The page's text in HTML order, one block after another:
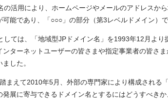
活用により、ホームページやメールのアドレスか
能であり、「○○○」の部分（第3レベルドメイン）
ては、「地域型JPドメイン名」を1993年12月よ
ターネットユーザーの皆さまや指定事業者の皆さ
した。
まえて2010年5月、外部の専門家により構成される
展に寄与できるドメイン名とするにはどうすべき